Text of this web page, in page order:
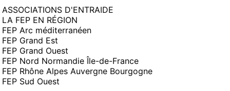
ASSOCIATIONS D'ENTRAIDE
LA FEP EN RÉGION
FEP Arc méditerranéen
FEP Grand Est
FEP Grand Ouest
FEP Nord Normandie Île-de-France
FEP Rhône Alpes Auvergne Bourgogne
FEP Sud Ouest